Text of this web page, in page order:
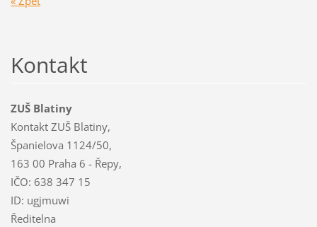
Kontakt
ZUŠ Blatiny
Kontakt ZUŠ Blatiny,
Španielova 1124/50,
163 00 Praha 6 - Řepy,
IČO: 638 347 15
ID: ugjmuwi
Ředitelna